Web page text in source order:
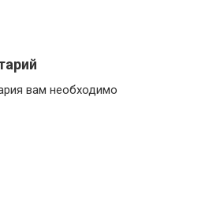
вам необходимо